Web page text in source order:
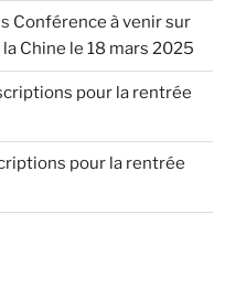
Conférence à venir sur
Chine le 18 mars 2025
pour la rentrée
pour la rentrée